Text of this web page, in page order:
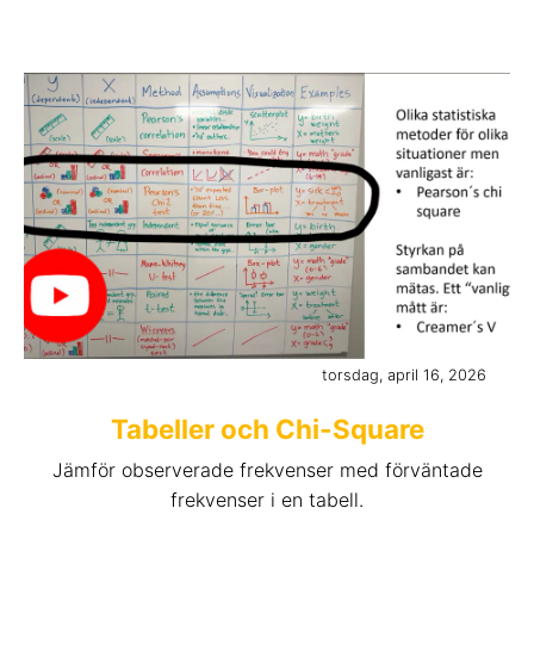
torsdag, april 16, 2026
Tabeller och Chi-Square
Jämför observerade frekvenser med förväntade
frekvenser i en tabell.